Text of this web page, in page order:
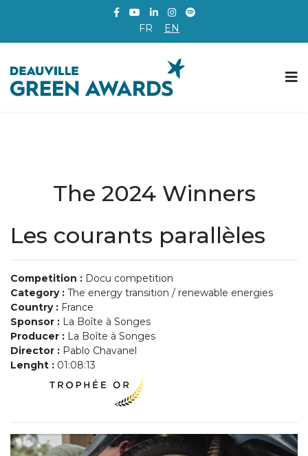
FR EN
The 2024 Winners
Les courants parallèles
Competition : Docu competition
Category : The energy transition / renewable energies
Country : France
Sponsor : La Boîte à Songes
Producer : La Boîte à Songes
Director : Pablo Chavanel
Lenght : 01:08:13